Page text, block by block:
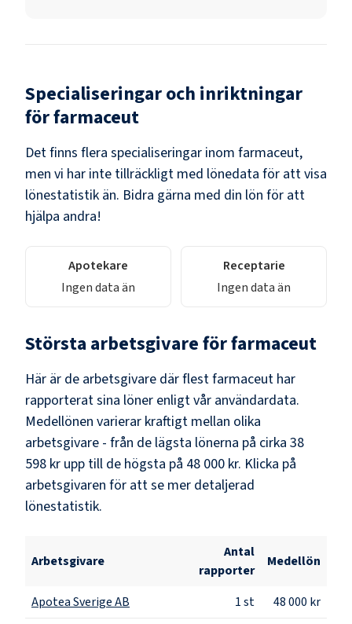
Specialiseringar och inriktningar
förfarmaceut
Det finns flera specialiseringar inom farmaceut,
men vi har inte tillräckligt med lönedata för att visa
lönestatistik än. Bidra gärna med din lön för att
hjälpa andra!
Apotekare
Ingen data än
Receptarie
Ingen data än
Största arbetsgivare förfarmaceut
Här är de arbetsgivare där flestfarmaceut har
rapporterat sina löner enligt vår användardata.
Medellönen varierar kraftigt mellan olika
arbetsgivare - från de lägsta lönerna på cirka 38
598 kr upp till de högsta på 48 000 kr. Klicka på
arbetsgivaren för att se mer detaljerad
lönestatistik.
Arbetsgivare
Antal
rapporter
Medellön
Apotea Sverige AB 1st
48 000 kr